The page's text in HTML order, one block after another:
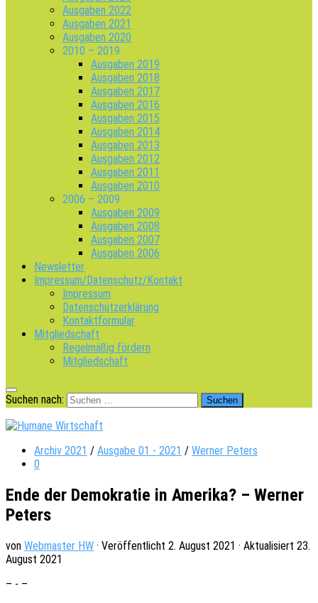
Ausgaben 2022
Ausgaben 2021
Ausgaben 2020
2010 – 2019
Ausgaben 2019
Ausgaben 2018
Ausgaben 2017
Ausgaben 2016
Ausgaben 2015
Ausgaben 2014
Ausgaben 2013
Ausgaben 2012
Ausgaben 2011
Ausgaben 2010
2006 – 2009
Ausgaben 2009
Ausgaben 2008
Ausgaben 2007
Ausgaben 2006
Newsletter
Impressum/Datenschutz/Kontakt
Impressum
Datenschutzerklärung
Kontaktformular
Mitgliedschaft
Regelmäßig fördern
Mitgliedschaft
Suchen nach:
Archiv 2021 / Ausgabe 01 - 2021 / Werner Peters
0
Ende der Demokratie in Amerika? – Werner
Peters
von Webmaster HW · Veröffentlicht 2. August 2021 · Aktualisiert 23.
August 2021
– - –